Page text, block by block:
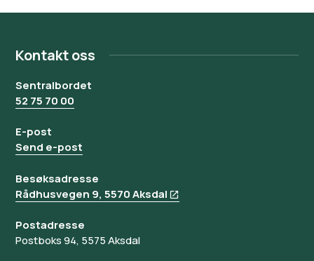
Kontakt oss
Sentralbordet
52 75 70 00
E-post
Send e-post
Besøksadresse
Rådhusvegen 9, 5570 Aksdal
Postadresse
Postboks 94, 5575 Aksdal